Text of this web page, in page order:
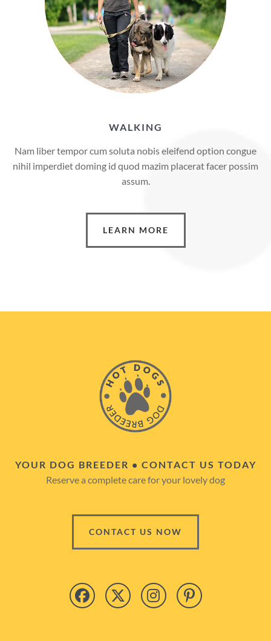
WALKING
Nam liber tempor cum soluta nobis eleifend option congue
nihil imperdiet doming id quod mazim placerat facer possim
assum.
LEARN MORE
YOUR DOG BREEDER • CONTACT US TODAY
Reserve a complete care for your lovely dog
CONTACT US NOW